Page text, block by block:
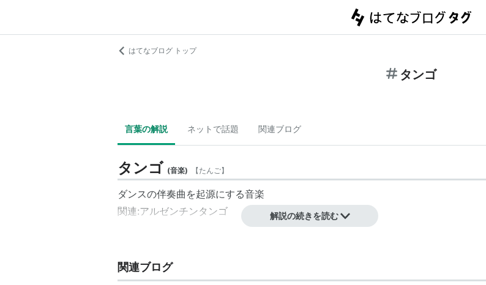
はてなブログ トップ
タンゴ
言葉の解説 ネットで話題 関連ブログ
タンゴ (音楽) 【たんご】
ダンスの伴奏曲を起源にする音楽
関連:アルゼンチンタンゴ 解説の続きを読む
関連ブログ